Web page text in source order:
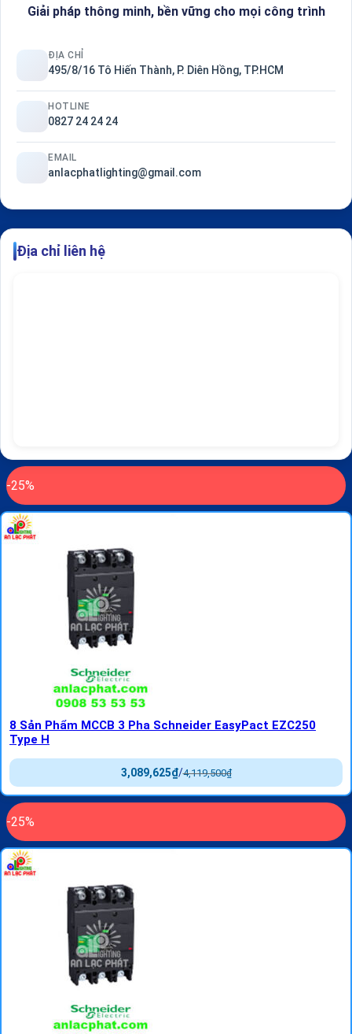
Giải pháp thông minh, bền vững cho mọi công trình
ĐỊA CHỈ
495/8/16 Tô Hiến Thành, P. Diên Hồng, TP.HCM
HOTLINE
0827 24 24 24
EMAIL
anlacphatlighting@gmail.com
Địa chỉ liên hệ
-25%
8 Sản Phẩm MCCB 3 Pha Schneider EasyPact EZC250
Type H
4,119,500₫
/
3,089,625₫
-25%